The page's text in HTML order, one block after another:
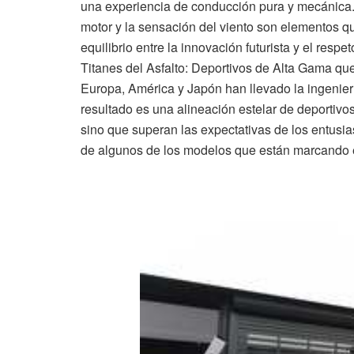
una experiencia de conducción pura y
motor y la sensación del viento son elementos
equilibrio entre la innovación futurista y el
Titanes del Asfalto: Deportivos de Alta Gama
Europa, América y Japón han llevado la
resultado es una alineación estelar de
sino que superan las expectativas de los
de algunos de los modelos que están marcando